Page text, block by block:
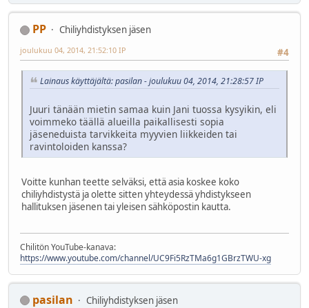
PP
Chiliyhdistyksen jäsen
#4
joulukuu 04, 2014, 21:52:10 IP
Lainaus käyttäjältä: pasilan - joulukuu 04, 2014, 21:28:57 IP
Juuri tänään mietin samaa kuin Jani tuossa kysyikin, eli
voimmeko täällä alueilla paikallisesti sopia
jäseneduista tarvikkeita myyvien liikkeiden tai
ravintoloiden kanssa?
Voitte kunhan teette selväksi, että asia koskee koko
chiliyhdistystä ja olette sitten yhteydessä yhdistykseen
hallituksen jäsenen tai yleisen sähköpostin kautta.
Chilitön YouTube-kanava:
https://www.youtube.com/channel/UC9Fi5RzTMa6g1GBrzTWU-xg
pasilan
Chiliyhdistyksen jäsen